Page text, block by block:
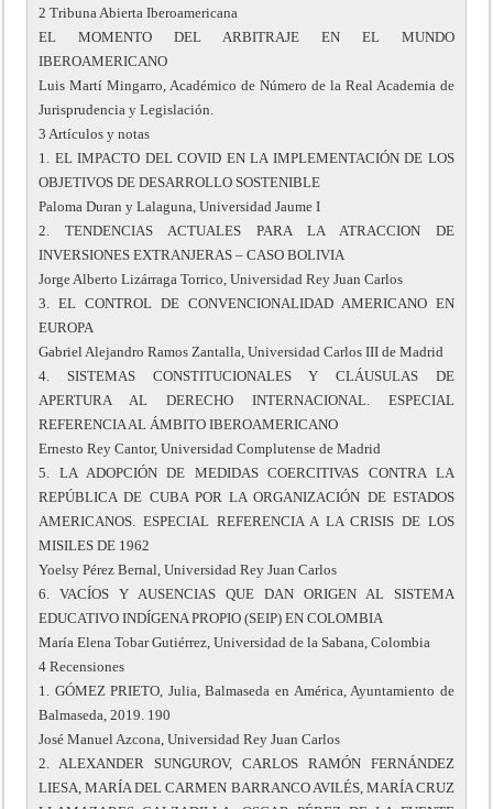
2 Tribuna Abierta Iberoamericana
EL MOMENTO DEL ARBITRAJE EN EL MUNDO
IBEROAMERICANO
Luis Martí Mingarro, Académico de Número de la Real Academia de
Jurisprudencia y Legislación.
3 Artículos y notas
1. EL IMPACTO DEL COVID EN LA IMPLEMENTACIÓN DE LOS
OBJETIVOS DE DESARROLLO SOSTENIBLE
Paloma Duran y Lalaguna, Universidad Jaume I
2. TENDENCIAS ACTUALES PARA LA ATRACCION DE
INVERSIONES EXTRANJERAS – CASO BOLIVIA
Jorge Alberto Lizárraga Torrico, Universidad Rey Juan Carlos
3. EL CONTROL DE CONVENCIONALIDAD AMERICANO EN
EUROPA
Gabriel Alejandro Ramos Zantalla, Universidad Carlos III de Madrid
4. SISTEMAS CONSTITUCIONALES Y CLÁUSULAS DE
APERTURA AL DERECHO INTERNACIONAL. ESPECIAL
REFERENCIA AL ÁMBITO IBEROAMERICANO
Ernesto Rey Cantor, Universidad Complutense de Madrid
5. LA ADOPCIÓN DE MEDIDAS COERCITIVAS CONTRA LA
REPÚBLICA DE CUBA POR LA ORGANIZACIÓN DE ESTADOS
AMERICANOS. ESPECIAL REFERENCIA A LA CRISIS DE LOS
MISILES DE 1962
Yoelsy Pérez Bernal, Universidad Rey Juan Carlos
6. VACÍOS Y AUSENCIAS QUE DAN ORIGEN AL SISTEMA
EDUCATIVO INDÍGENA PROPIO (SEIP) EN COLOMBIA
María Elena Tobar Gutiérrez, Universidad de la Sabana, Colombia
4 Recensiones
1. GÓMEZ PRIETO, Julia, Balmaseda en América, Ayuntamiento de
Balmaseda, 2019. 190
José Manuel Azcona, Universidad Rey Juan Carlos
2. ALEXANDER SUNGUROV, CARLOS RAMÓN FERNÁNDEZ
LIESA, MARÍA DEL CARMEN BARRANCO AVILÉS, MARÍA CRUZ